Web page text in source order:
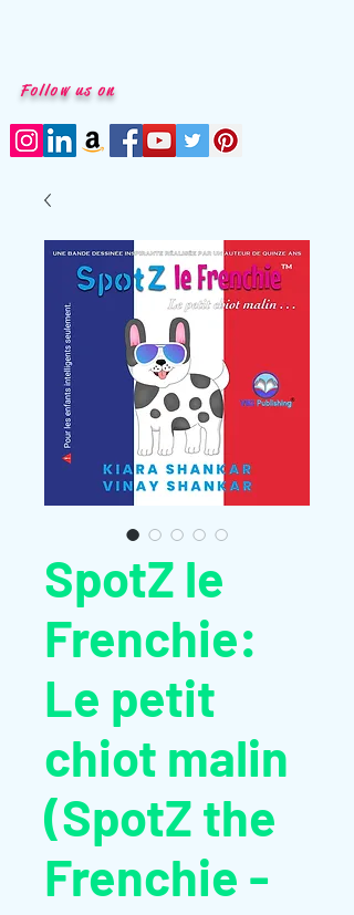
Follow us on
SpotZ le
Frenchie:
Le petit
chiot malin
(SpotZ the
Frenchie -